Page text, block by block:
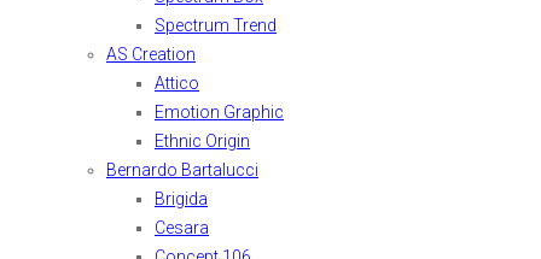
Spectrum Trend
AS Creation
Attico
Emotion Graphic
Ethnic Origin
Bernardo Bartalucci
Brigida
Cesara